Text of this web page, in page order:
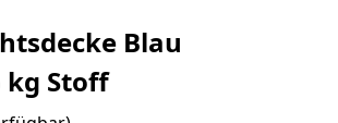
Blau
kg Stoff